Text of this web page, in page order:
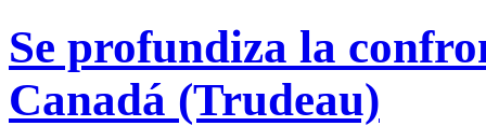
Se profundiza la
Canadá (Trudeau)